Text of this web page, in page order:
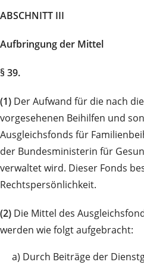
ABSCHNITT III
Aufbringung der Mittel
§ 39.
(1) Der Aufwand für die nach
vorgesehenen Beihilfen und
Ausgleichsfonds für
der Bundesministerin für
verwaltet wird. Dieser Fonds
Rechtspersönlichkeit.
(2) Die Mittel des
werden wie folgt aufgebracht:
a) Durch Beiträge der